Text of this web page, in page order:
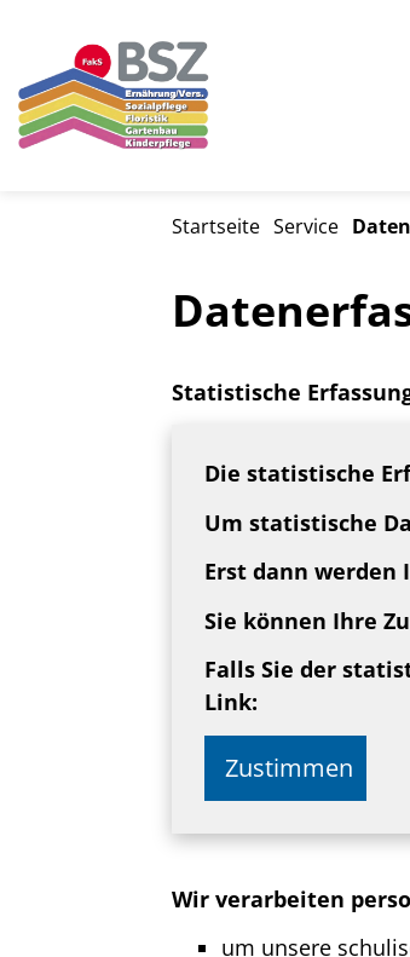
Startseite Service
Statistische
Die statistische
Um statistische
Erst dann
Sie können Ihre
Falls Sie der
Link:
Zustimmen
Wir verarbeiten
um unsere